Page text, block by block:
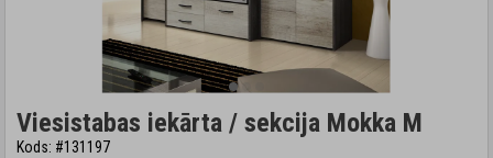
Viesistabas iekārta / sekcija Mokka M
Kods: #131197